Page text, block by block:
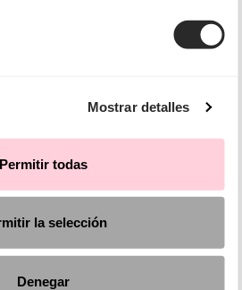
Mostrar detalles
Permitir todas
la selección
Denegar